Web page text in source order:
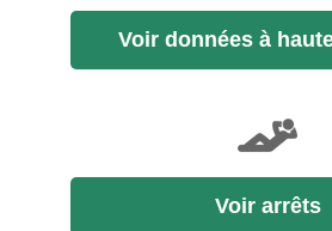
Voir données à
Voir arrêts